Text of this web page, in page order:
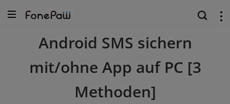
Android SMS sichern
mit/ohne App auf PC [3
Methoden]